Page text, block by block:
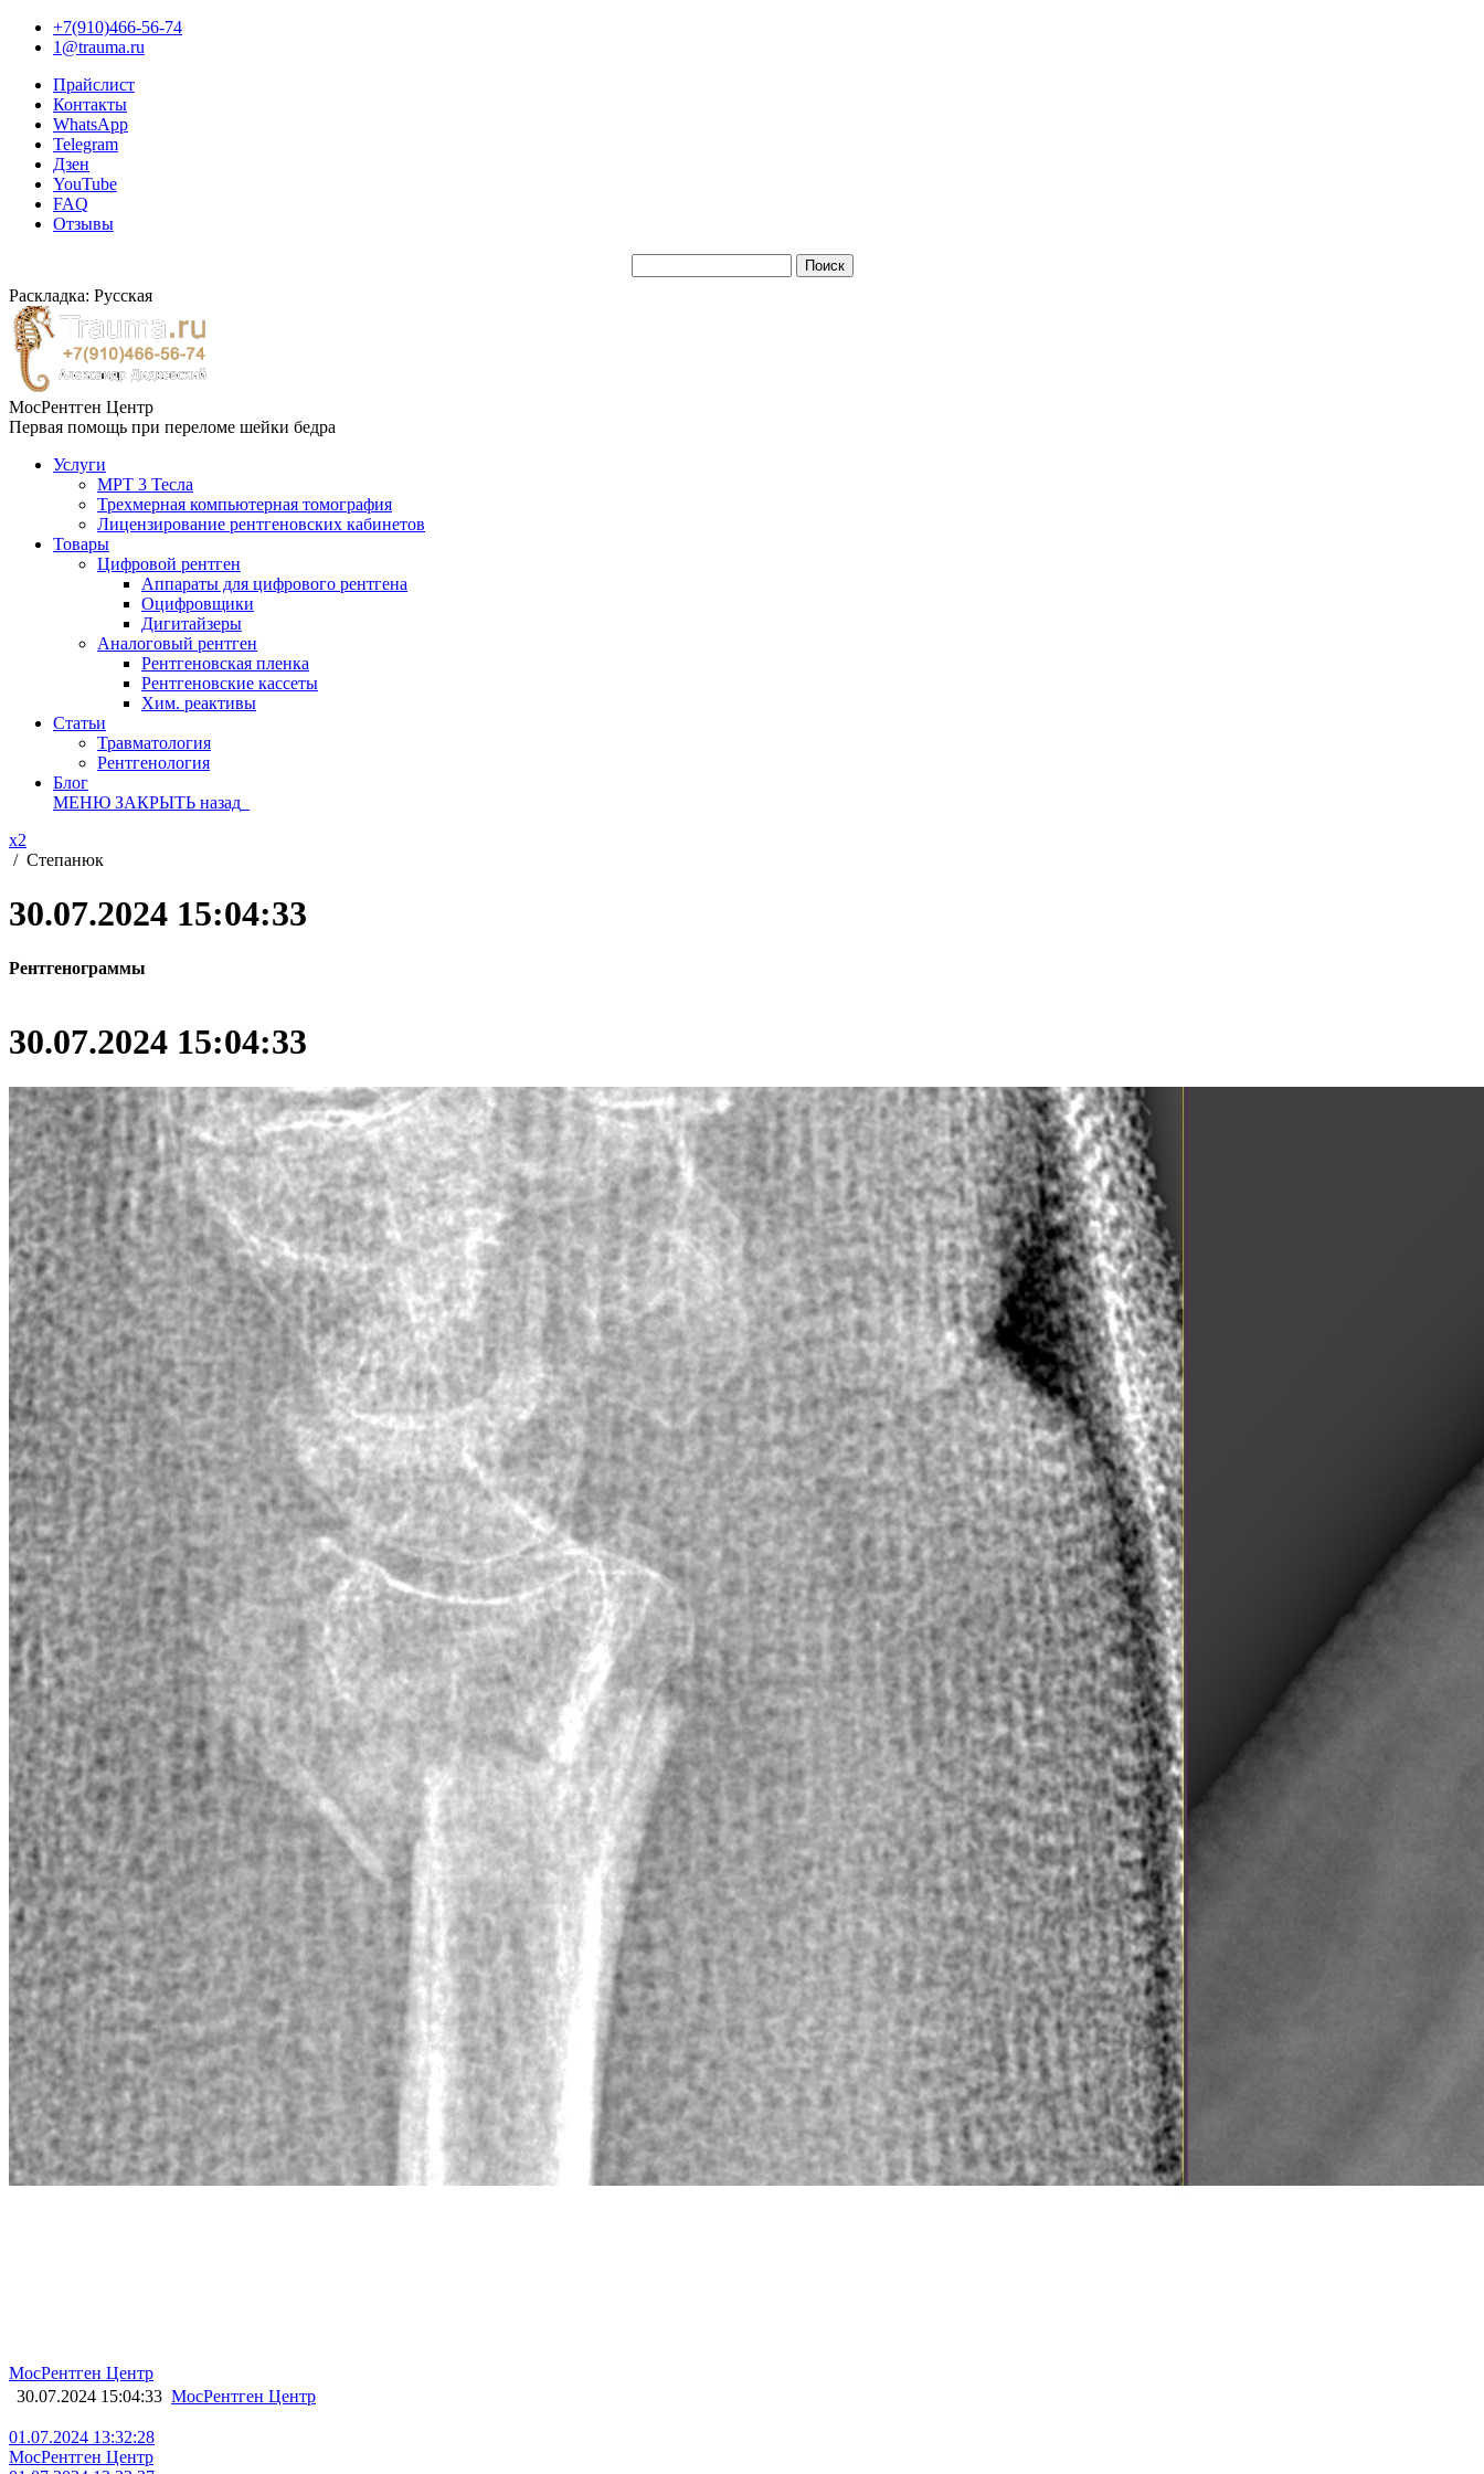
+7(910)466-56-74
1@trauma.ru
Прайслист
Контакты
WhatsApp
Telegram
Дзен
YouTube
FAQ
Отзывы
Раскладка: Русская
МосРентген Центр
Первая помощь при переломе шейки бедра
Услуги
МРТ 3 Тесла
Трехмерная компьютерная томография
Лицензирование рентгеновских кабинетов
Товары
Цифровой рентген
Аппараты для цифрового рентгена
Оцифровщики
Дигитайзеры
Аналоговый рентген
Рентгеновская пленка
Рентгеновские кассеты
Хим. реактивы
Статьи
Травматология
Рентгенология
Блог
МЕНЮ ЗАКРЫТЬ назад
x2
/ Степанюк
30.07.2024 15:04:33
Рентгенограммы
30.07.2024 15:04:33
МосРентген Центр
30.07.2024 15:04:33 МосРентген Центр
01.07.2024 13:32:28
МосРентген Центр